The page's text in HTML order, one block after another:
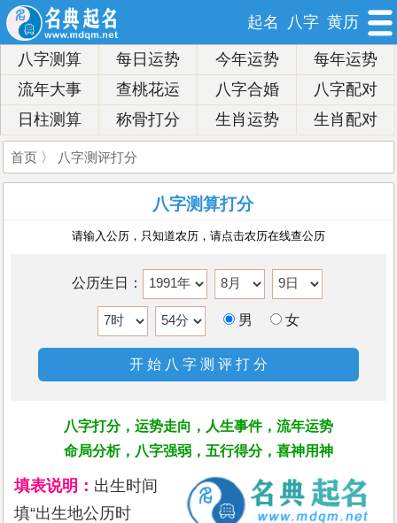
起名 八字 黄历
八字测算 每日运势 今年运势
每年运势
流年大事
查桃花运 八字合婚
八字配对
日柱测算
称骨打分 生肖运势 生肖配对
首页 〉 八字测评打分
八字测算打分
请输入公历，只知道农历，请点击农历在线查公历
公历生日：
男 女
八字打分，运势走向，人生事件，流年运势
命局分析，八字强弱，五行得分，喜神用神
填表说明： 出生时间
填“出生地公历时